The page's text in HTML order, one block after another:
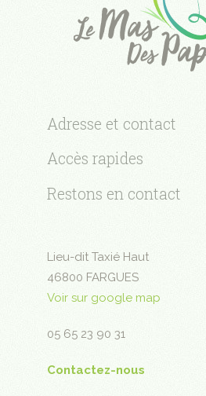
Adresse et contact
Accès rapides
Restons en contact
Lieu-dit Taxié Haut
46800 FARGUES
Voir sur google map
05 65 23 90 31
Contactez-nous